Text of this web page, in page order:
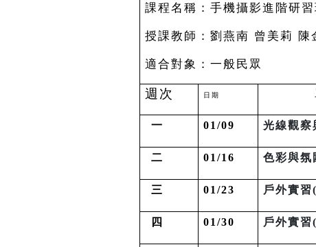
課程名稱：手機攝影進階研
授課教師：劉燕南 曾美莉 陳
適合對象：一
週次 日期
一 01/09 光線觀察
二 01/16 色彩與氛
三 01/23 戶外實習(
四 01/30 戶外實習(